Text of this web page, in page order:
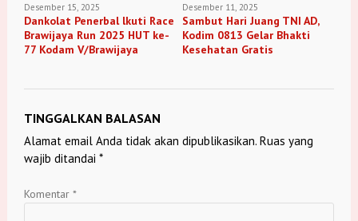
Desember 15, 2025
Dankolat Penerbal lkuti Race
Brawijaya Run 2025 HUT ke-
77 Kodam V/Brawijaya
Desember 11, 2025
Sambut Hari Juang TNI AD,
Kodim 0813 Gelar Bhakti
Kesehatan Gratis
TINGGALKAN BALASAN
Alamat email Anda tidak akan dipublikasikan. Ruas yang
wajib ditandai *
Komentar *